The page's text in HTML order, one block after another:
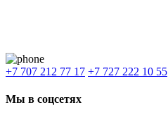
+7 707 212 77 17 +7 727 222 10 55
Мы в соцсетях